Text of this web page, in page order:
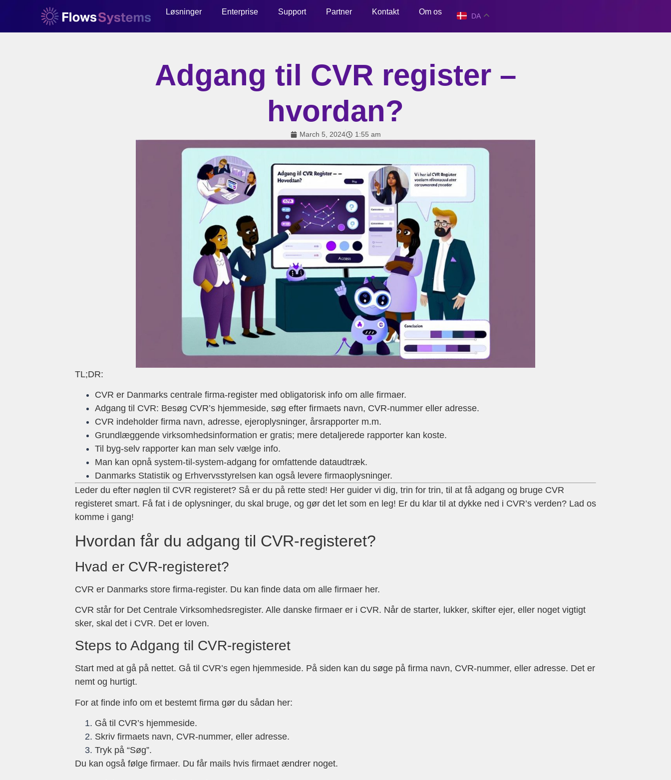
Løsninger Enterprise Support Partner Kontakt Om os DA
Adgang til CVR register –
hvordan?
March 5, 2024 1:55 am
TL;DR:
CVR er Danmarks centrale firma-register med obligatorisk info om alle firmaer.
Adgang til CVR: Besøg CVR’s hjemmeside, søg efter firmaets navn, CVR-nummer eller adresse.
CVR indeholder firma navn, adresse, ejeroplysninger, årsrapporter m.m.
Grundlæggende virksomhedsinformation er gratis; mere detaljerede rapporter kan koste.
Til byg-selv rapporter kan man selv vælge info.
Man kan opnå system-til-system-adgang for omfattende dataudtræk.
Danmarks Statistik og Erhvervsstyrelsen kan også levere firmaoplysninger.
Leder du efter nøglen til CVR registeret? Så er du på rette sted! Her guider vi dig, trin for trin, til at få adgang og bruge CVR
registeret smart. Få fat i de oplysninger, du skal bruge, og gør det let som en leg! Er du klar til at dykke ned i CVR’s verden? Lad os
komme i gang!
Hvordan får du adgang til CVR-registeret?
Hvad er CVR-registeret?
CVR er Danmarks store firma-register. Du kan finde data om alle firmaer her.
CVR står for Det Centrale Virksomhedsregister. Alle danske firmaer er i CVR. Når de starter, lukker, skifter ejer, eller noget vigtigt
sker, skal det i CVR. Det er loven.
Steps to Adgang til CVR-registeret
Start med at gå på nettet. Gå til CVR’s egen hjemmeside. På siden kan du søge på firma navn, CVR-nummer, eller adresse. Det er
nemt og hurtigt.
For at finde info om et bestemt firma gør du sådan her:
Gå til CVR’s hjemmeside.
Skriv firmaets navn, CVR-nummer, eller adresse.
Tryk på “Søg”.
Du kan også følge firmaer. Du får mails hvis firmaet ændrer noget.